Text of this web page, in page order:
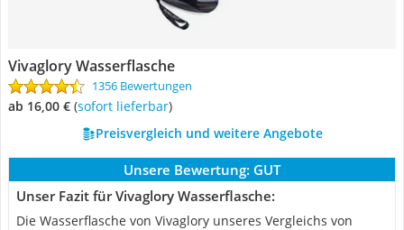
Vivaglory Wasserflasche
1356 Bewertungen
ab 16,00 € ( Sofort lieferbar)
Preisvergleich und weitere Angebote
Unsere Bewertung: GUT
Unser Fazit für Vivaglory Wasserflasche:
Die Wasserflasche von Vivaglory unseres Vergleichs von